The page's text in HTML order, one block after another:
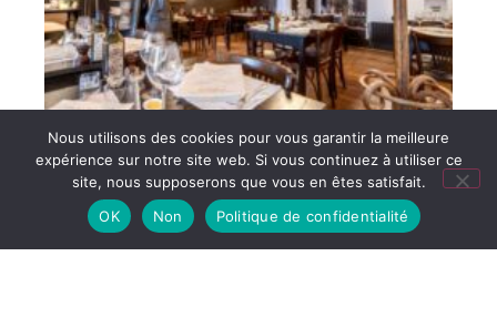
Nous utilisons des cookies pour vous garantir la meilleure
expérience sur notre site web. Si vous continuez à utiliser ce
site, nous supposerons que vous en êtes satisfait.
OK
Non Politique de confidentialité